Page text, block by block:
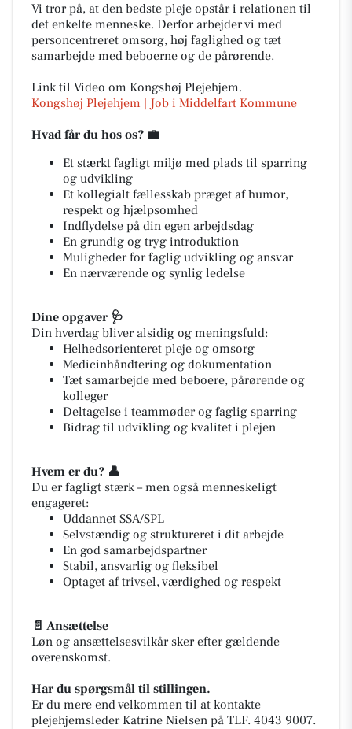
Vi tror på, at den bedste pleje opstår i relationen til
det enkelte menneske. Derfor arbejder vi med
personcentreret omsorg, høj faglighed og tæt
samarbejde med beboerne og de pårørende.
Link til Video om Kongshøj Plejehjem.
Kongshøj Plejehjem | Job i Middelfart Kommune
Hvad får du hos os? 💼
Et stærkt fagligt miljø med plads til sparring
og udvikling
Et kollegialt fællesskab præget af humor,
respekt og hjælpsomhed
Indflydelse på din egen arbejdsdag
En grundig og tryg introduktion
Muligheder for faglig udvikling og ansvar
En nærværende og synlig ledelse
Dine opgaver 🩺
Din hverdag bliver alsidig og meningsfuld:
Helhedsorienteret pleje og omsorg
Medicinhåndtering og dokumentation
Tæt samarbejde med beboere, pårørende og
kolleger
Deltagelse i teammøder og faglig sparring
Bidrag til udvikling og kvalitet i plejen
Hvem er du? 👤
Du er fagligt stærk – men også menneskeligt
engageret:
Uddannet SSA/SPL
Selvstændig og struktureret i dit arbejde
En god samarbejdspartner
Stabil, ansvarlig og fleksibel
Optaget af trivsel, værdighed og respekt
📄 Ansættelse
Løn og ansættelsesvilkår sker efter gældende
overenskomst.
Har du spørgsmål til stillingen.
Er du mere end velkommen til at kontakte
plejehjemsleder Katrine Nielsen på TLF. 4043 9007.